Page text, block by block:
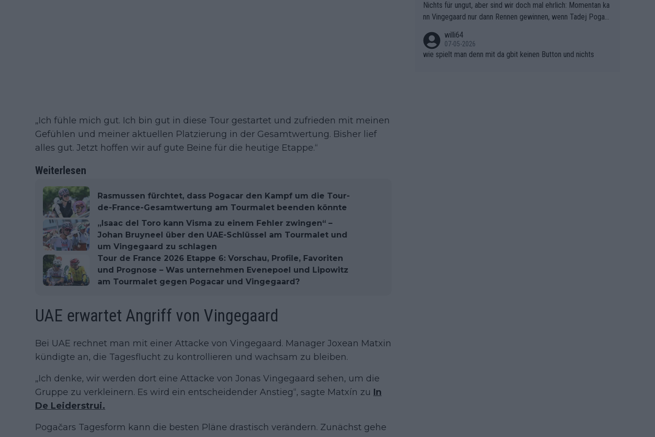
„Ich fühle mich gut. Ich bin gut in diese Tour gestartet und zufrieden mit meinen
Gefühlen und meiner aktuellen Platzierung in der Gesamtwertung. Bisher lief
alles gut. Jetzt hoffen wir auf gute Beine für die heutige Etappe.“
Weiterlesen
Rasmussen fürchtet, dass Pogacar den Kampf um die Tour-
de-France-Gesamtwertung am Tourmalet beenden könnte
„Isaac del Toro kann Visma zu einem Fehler zwingen“ –
Johan Bruyneel über den UAE-Schlüssel am Tourmalet und
um Vingegaard zu schlagen
Tour de France 2026 Etappe 6: Vorschau, Profile, Favoriten
und Prognose – Was unternehmen Evenepoel und Lipowitz
am Tourmalet gegen Pogacar und Vingegaard?
UAE erwartet Angriff von Vingegaard
Bei UAE rechnet man mit einer Attacke von Vingegaard. Manager Joxean Matxin
kündigte an, die Tagesflucht zu kontrollieren und wachsam zu bleiben.
„Ich denke, wir werden dort eine Attacke von Jonas Vingegaard sehen, um die
Gruppe zu verkleinern. Es wird ein entscheidender Anstieg“, sagte Matxín zu In
De Leiderstrui.
Pogačars Tagesform kann die besten Pläne drastisch verändern. Zunächst gehe
große Finale Richtung Nizza. Niewiadoma hat psychologisch O
berwasser, aber SD Worx und Vollering müssen jetzt All-In ge
hen. (gregmann)
Nichts für ungut, aber sind wir doch mal ehrlich: Momentan ka
nn Vingegaard nur dann Rennen gewinnen, wenn Tadej Pogaca
willi64
07-05-2026
wie spielt man denn mit da gbit keinen Button und nichts